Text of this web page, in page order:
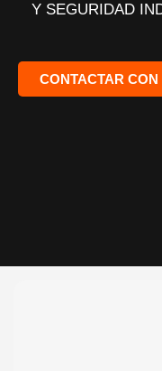
Y SEGURIDAD
CONTACTAR CON